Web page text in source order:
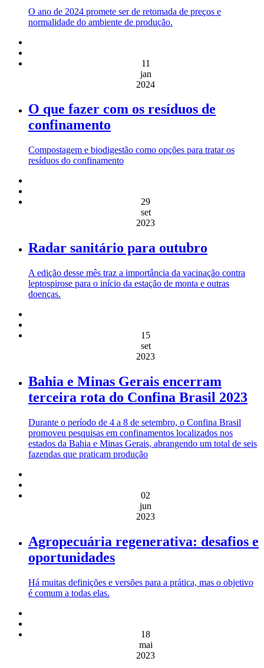
O ano de 2024 promete ser de retomada de preços e
normalidade do ambiente de produção.
11
jan
2024
O que fazer com os resíduos de
confinamento
Compostagem e biodigestão como opções para tratar os
resíduos do confinamento
29
set
2023
Radar sanitário para outubro
A edição desse mês traz a importância da vacinação contra
leptospirose para o início da estação de monta e outras
doenças.
15
set
2023
Bahia e Minas Gerais encerram
terceira rota do Confina Brasil 2023
Durante o período de 4 a 8 de setembro, o Confina Brasil
promoveu pesquisas em confinamentos localizados nos
estados da Bahia e Minas Gerais, abrangendo um total de seis
fazendas que praticam produção
02
jun
2023
Agropecuária regenerativa: desafios e
oportunidades
Há muitas definições e versões para a prática, mas o objetivo
é comum a todas elas.
18
mai
2023